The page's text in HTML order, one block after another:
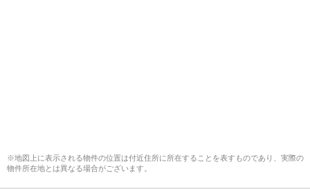
※地図上に表示される物件の位置は付近住所に所在することを表すものであり、実際の
物件所在地とは異なる場合がございます。